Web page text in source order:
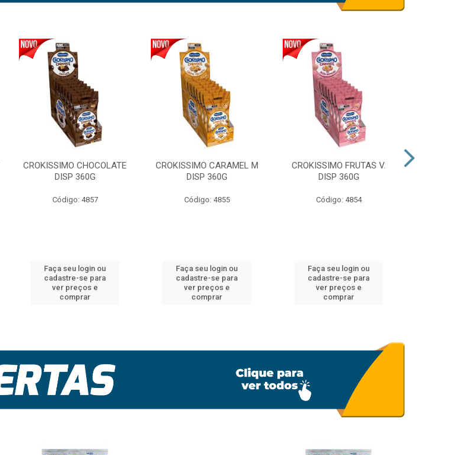
CROKISSIMO CHOCOLATE
DISP 360G
Código: 4857
Faça seu login ou
cadastre-se para
ver preços e
comprar
CROKISSIMO CARAMEL M
DISP 360G
Código: 4855
Faça seu login ou
cadastre-se para
ver preços e
comprar
CROKISSIMO FRUTAS V.
DISP 360G
Código: 4854
Faça seu login ou
cadastre-se para
ver preços e
comprar